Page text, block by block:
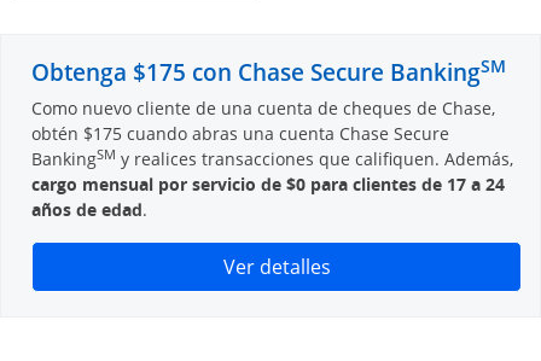
Obtenga $175 con Chase Secure BankingSM
Como nuevo cliente de una cuenta de cheques de Chase,
obtén $175 cuando abras una cuenta Chase Secure
BankingSM y realices transacciones que califiquen. Además,
cargo mensual por servicio de $0 para clientes de 17 a 24
años de edad.
Ver detallesAbre superposición